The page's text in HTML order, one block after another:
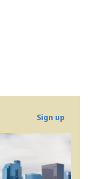
Sign up